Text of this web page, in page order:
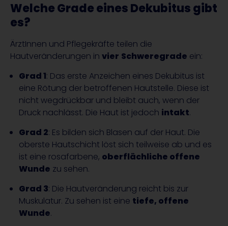
Welche Grade eines Dekubitus gibt
es?
ÄrztInnen und Pflegekräfte teilen die
Hautveränderungen in vier Schweregrade ein:
Grad 1: Das erste Anzeichen eines Dekubitus ist
eine Rötung der betroffenen Hautstelle. Diese ist
nicht wegdrückbar und bleibt auch, wenn der
Druck nachlässt. Die Haut ist jedoch intakt.
Grad 2: Es bilden sich Blasen auf der Haut. Die
oberste Hautschicht löst sich teilweise ab und es
ist eine rosafarbene, oberflächliche offene
Wunde zu sehen.
Grad 3: Die Hautveränderung reicht bis zur
Muskulatur. Zu sehen ist eine tiefe, offene
Wunde.